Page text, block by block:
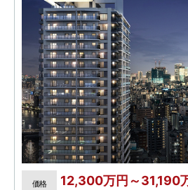
価格
12,300万円～31,190